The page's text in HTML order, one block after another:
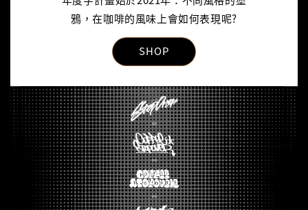
鴉，在咖啡的風味上會如何表現呢?
SHOP